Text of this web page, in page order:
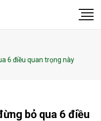
6 điều quan trọng này
bỏ qua 6 điều